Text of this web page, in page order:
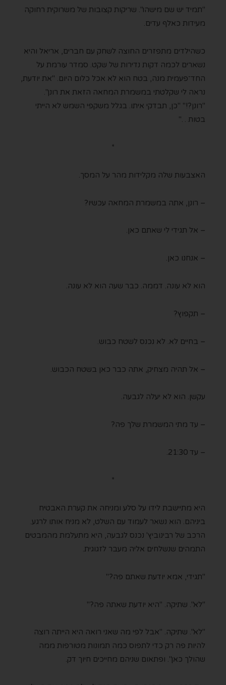
"תמיד יש שם מישהו". שריקות קצובות של משרוקית רחוקה
מעידות כאלף עדים.
כשהילדים מתפזרים החוצה לשחק עם חברים, אריאל והיא
נשארים לכמה דקות נדירות של שקט. סמדר עורמת על
החד־פעמית מנה, בטח הוא לא אכל כלום היום. "את יודעת,
נראה לי שקלטתי במשמרת המחאה הזאת את רונן".
"רונן?!" "כן, תבדקי איתו. בגלל משקפי השמש לא הייתי
בטוח…"
*
האצבעות שלה מקלידות מהר על המסך.
– רונן, אתה במשמרת המחאה עכשיו?
– אל תגידי לי שאתם כאן.
– אנחנו כאן.
הוא לא עונה. דממה. כבר שעה הוא לא עונה.
– תקפוץ?
– בחיים לא. לא נכנס לשטח כבוש.
– אל תהיה מצחיק, אתה כבר כאן בשטח הכבוש.
עקשן. הוא לא יעלה לגבעה.
– עד מתי המשמרת שלך פה?
– עד 21:30.
*
היא מתיישבת לידו על סלע ומניחה את קערת האבטיח
ביניהם. הוא נשאר לעמוד עם השלט, לא מניח אותו לרגע.
הרכב של רבינוביץ' נכנס לגבעה, היא מתעלמת מהמבטים
התמהים שנשלחים אליה מעבר לזגוגית.
"תגידי, אמא יודעת שאתם פה?"
"לא". שתיקה. "היא יודעת שאתה פה?"
"לא". שתיקה. "אבל לפי מה שאני רואה היא הייתה רוצה
להיות פה רק כדי לתפוס כמה תמונות מטורפות ממה
שהולך כאן". ופתאום שניהם מחייכים חיוך דק.